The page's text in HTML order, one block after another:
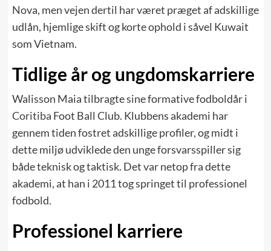
Nova, men vejen dertil har været præget af adskillige
udlån, hjemlige skift og korte ophold i såvel Kuwait
som Vietnam.
Tidlige år og ungdomskarriere
Walisson Maia tilbragte sine formative fodboldår i
Coritiba Foot Ball Club. Klubbens akademi har
gennem tiden fostret adskillige profiler, og midt i
dette miljø udviklede den unge forsvarsspiller sig
både teknisk og taktisk. Det var netop fra dette
akademi, at han i 2011 tog springet til professionel
fodbold.
Professionel karriere